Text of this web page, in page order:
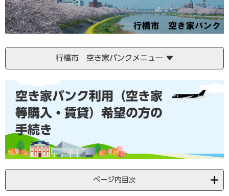
行橋市 空き家バンクメニュー
空き家バンク利用（空き家
等購入・賃貸）希望の方の
手続き
ページ内目次